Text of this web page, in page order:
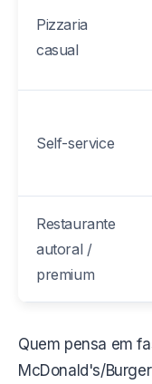
Pizzaria
casual
Self-service
Restaurante
autoral /
premium
Quem pensa em
McDonald's/